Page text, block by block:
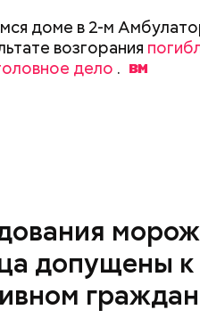
доме в 2-м
возгорания
дело .
допущены к
возвращали их
у налоговой,
счетами,
Миссюры
люди ехали вместе в
с этиленгликолем.